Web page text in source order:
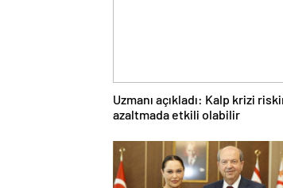
Uzmanı açıkladı: Kalp krizi
azaltmada etkili olabilir